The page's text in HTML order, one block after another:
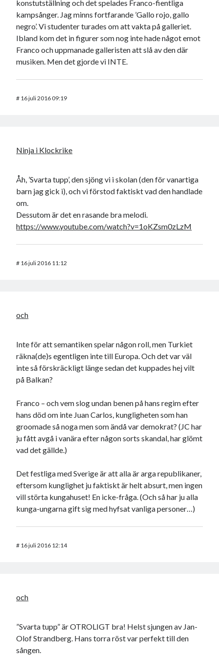
konstutställning och det spelades Franco-fientliga
kampsånger. Jag minns fortfarande ’Gallo rojo, gallo
negro’. Vi studenter turades om att vakta på galleriet.
Ibland kom det in figurer som nog inte hade något emot
Franco och uppmanade galleristen att slå av den där
musiken. Men det gjorde vi INTE.
# 16 juli 2016 09:19
Ninja i Klockrike
Åh, ’Svarta tupp’, den sjöng vi i skolan (den för vanartiga
barn jag gick i), och vi förstod faktiskt vad den handlade
om.
Dessutom är det en rasande bra melodi.
https://www.youtube.com/watch?v=1oKZsm0zLzM
# 16 juli 2016 11:12
och
Inte för att semantiken spelar någon roll, men Turkiet
räkna(de)s egentligen inte till Europa. Och det var väl
inte så förskräckligt länge sedan det kuppades hej vilt
på Balkan?
Franco – och vem slog undan benen på hans regim efter
hans död om inte Juan Carlos, kungligheten som han
groomade så noga men som ändå var demokrat? (JC har
ju fått avgå i vanära efter någon sorts skandal, har glömt
vad det gällde.)
Det festliga med Sverige är att alla är arga republikaner,
eftersom kunglighet ju faktiskt är helt absurt, men ingen
vill störta kungahuset! En icke-fråga. (Och så har ju alla
kunga-ungarna gift sig med hyfsat vanliga personer…)
# 16 juli 2016 12:14
och
”Svarta tupp” är OTROLIGT bra! Helst sjungen av Jan-
Olof Strandberg. Hans torra röst var perfekt till den
sången.